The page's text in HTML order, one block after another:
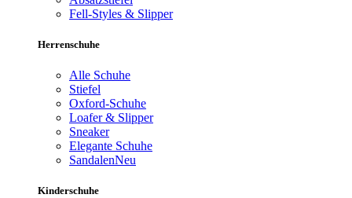
Fell-Styles & Slipper
Herrenschuhe
Alle Schuhe
Stiefel
Oxford-Schuhe
Loafer & Slipper
Sneaker
Elegante Schuhe
SandalenNeu
Kinderschuhe